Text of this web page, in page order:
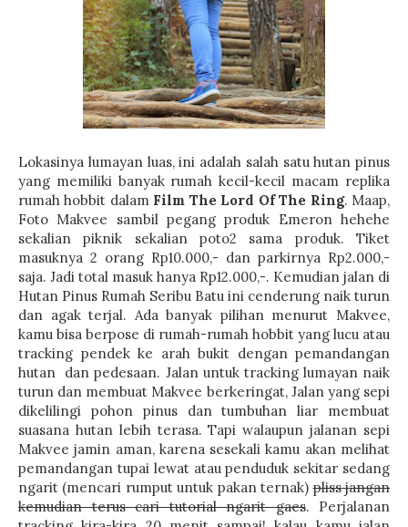
Lokasinya lumayan luas, ini adalah salah satu hutan pinus
yang memiliki banyak rumah kecil-kecil macam replika
rumah hobbit dalam Film The Lord Of The Ring. Maap,
Foto Makvee sambil pegang produk Emeron hehehe
sekalian piknik sekalian poto2 sama produk. Tiket
masuknya 2 orang Rp10.000,- dan parkirnya Rp2.000,-
saja. Jadi total masuk hanya Rp12.000,-. Kemudian jalan di
Hutan Pinus Rumah Seribu Batu ini cenderung naik turun
dan agak terjal. Ada banyak pilihan menurut Makvee,
kamu bisa berpose di rumah-rumah hobbit yang lucu atau
tracking pendek ke arah bukit dengan pemandangan
hutan dan pedesaan. Jalan untuk tracking lumayan naik
turun dan membuat Makvee berkeringat, Jalan yang sepi
dikelilingi pohon pinus dan tumbuhan liar membuat
suasana hutan lebih terasa. Tapi walaupun jalanan sepi
Makvee jamin aman, karena sesekali kamu akan melihat
pemandangan tupai lewat atau penduduk sekitar sedang
ngarit (mencari rumput untuk pakan ternak)pliss jangan
kemudian terus cari tutorial ngarit gaes. Perjalanan